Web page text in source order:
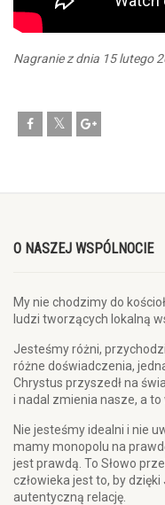
Nagranie z dnia 15 lutego
O NASZEJ WSPÓLNOCIE
My nie chodzimy do
ludzi tworzących lokalną
Jesteśmy różni,
różne doświadczenia,
Chrystus przyszedł na
i nadal zmienia nasze, a to
Nie jesteśmy idealni i nie
mamy monopolu na
jest prawdą. To Słowo
człowieka jest to, by
autentyczną relację.